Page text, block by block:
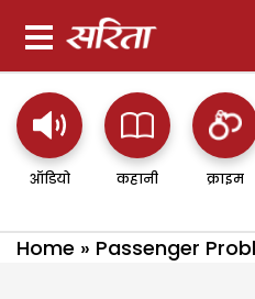
ऑडियो कहानी क्राइम
Home » Passenger